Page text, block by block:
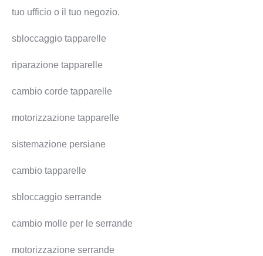
tuo ufficio o il tuo negozio.
sbloccaggio tapparelle
riparazione tapparelle
cambio corde tapparelle
motorizzazione tapparelle
sistemazione persiane
cambio tapparelle
sbloccaggio serrande
cambio molle per le serrande
motorizzazione serrande